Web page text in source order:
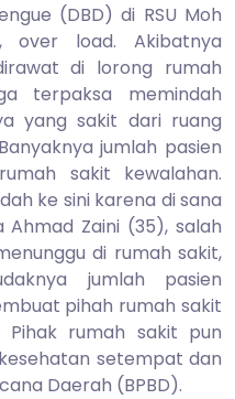
(DBD) di RSU Moh
over load. Akibatnya
di lorong rumah
terpaksa memindah
yang sakit dari ruang
jumlah pasien
sakit kewalahan.
ke sini karena di sana
Zaini (35), salah
di rumah sakit,
jumlah pasien
pihah rumah sakit
Pihak rumah sakit pun
setempat dan
Daerah (BPBD).